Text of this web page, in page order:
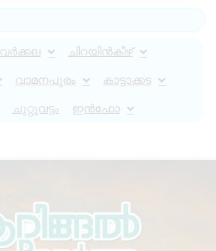
വർക്കല ചിറയിൻകീഴ്
വാമനപുരം കാട്ടാക്കട
ചുറ്റുവട്ടം ഇൻഫോ